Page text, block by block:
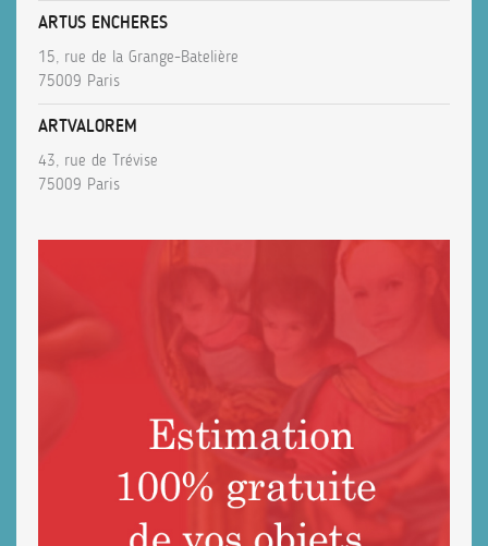
ARTUS ENCHERES
15, rue de la Grange-Batelière
75009 Paris
ARTVALOREM
43, rue de Trévise
75009 Paris